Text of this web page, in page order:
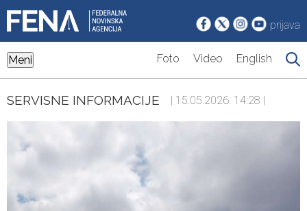
prijava
Meni Foto Video English
SERVISNE INFORMACIJE | 15.05.2026. 14:28 |